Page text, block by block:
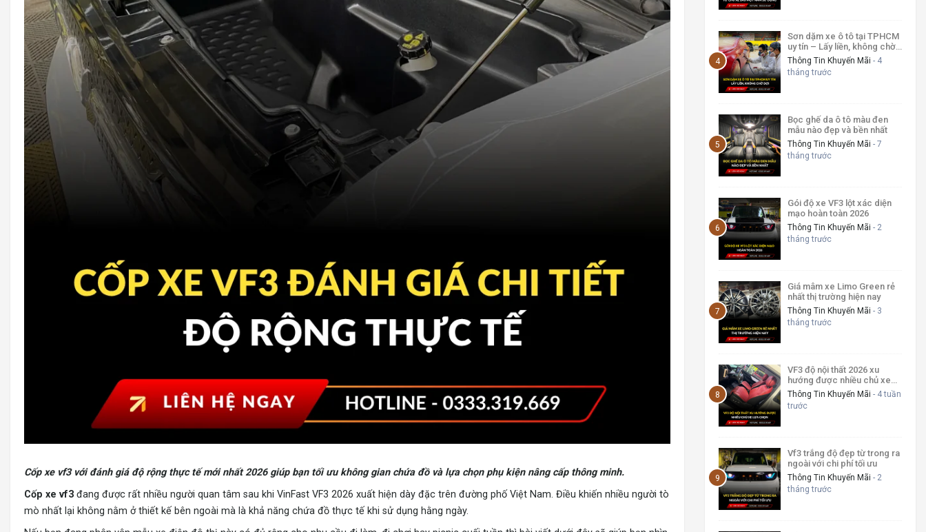
Cốp xe vf3 với đánh giá độ rộng thực tế mới nhất 2026giúp bạn tối ưu không gian chứa đồ và lựa chọn phụ kiện nâng cấp thông minh.
Cốp xe vf3 đang được rất nhiều người quan tâm sau khi VinFast VF3 2026 xuất hiện dày đặc trên đường phố Việt Nam. Điều khiến nhiều người tò
mò nhất lại không nằm ở thiết kế bên ngoài mà là khả năng chứa đồ thực tế khi sử dụng hằng ngày.
Sơn dặm xe ô tô tại TPHCM
uy tín – Lấy liền, không chờ
đợi
Thông Tin Khuyến Mãi - 4
tháng trước
Bọc ghế da ô tô màu đen
mẫu nào đẹp và bền nhất
Thông Tin Khuyến Mãi - 7
tháng trước
Gói độ xe VF3 lột xác diện
mạo hoàn toàn 2026
Thông Tin Khuyến Mãi - 2
tháng trước
Giá mâm xe Limo Green rẻ
nhất thị trường hiện nay
Thông Tin Khuyến Mãi - 3
tháng trước
VF3 độ nội thất 2026 xu
hướng được nhiều chủ xe
lựa chọn
Thông Tin Khuyến Mãi - 4 tuần
trước
Vf3 trắng độ đẹp từ trong ra
ngoài với chi phí tối ưu
Thông Tin Khuyến Mãi - 2
tháng trước